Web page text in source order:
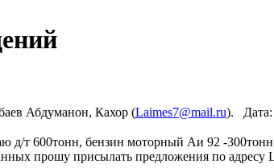
Абдуманон, Кахор (Laimes7@mail.ru). Дата:
д/т 600тонн, бензин моторный Аи 92 -
прошу присылать предложения по адресу